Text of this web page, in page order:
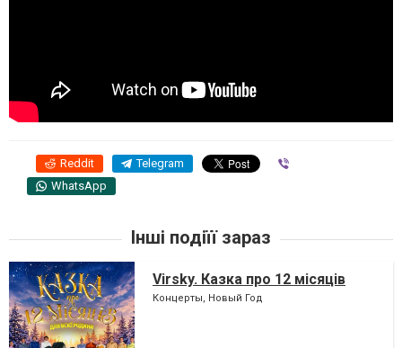
Reddit Telegram
WhatsApp
Інші подіїї зараз
Virsky. Казка про 12 місяців
Концерты, Новый Год